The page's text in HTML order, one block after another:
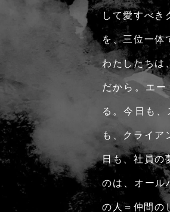
して愛すべき
を、三位一体
わたしたちは
だから。エ
る。今日も
も、クライア
日も、社員の
のは、オール
の人＝仲間の